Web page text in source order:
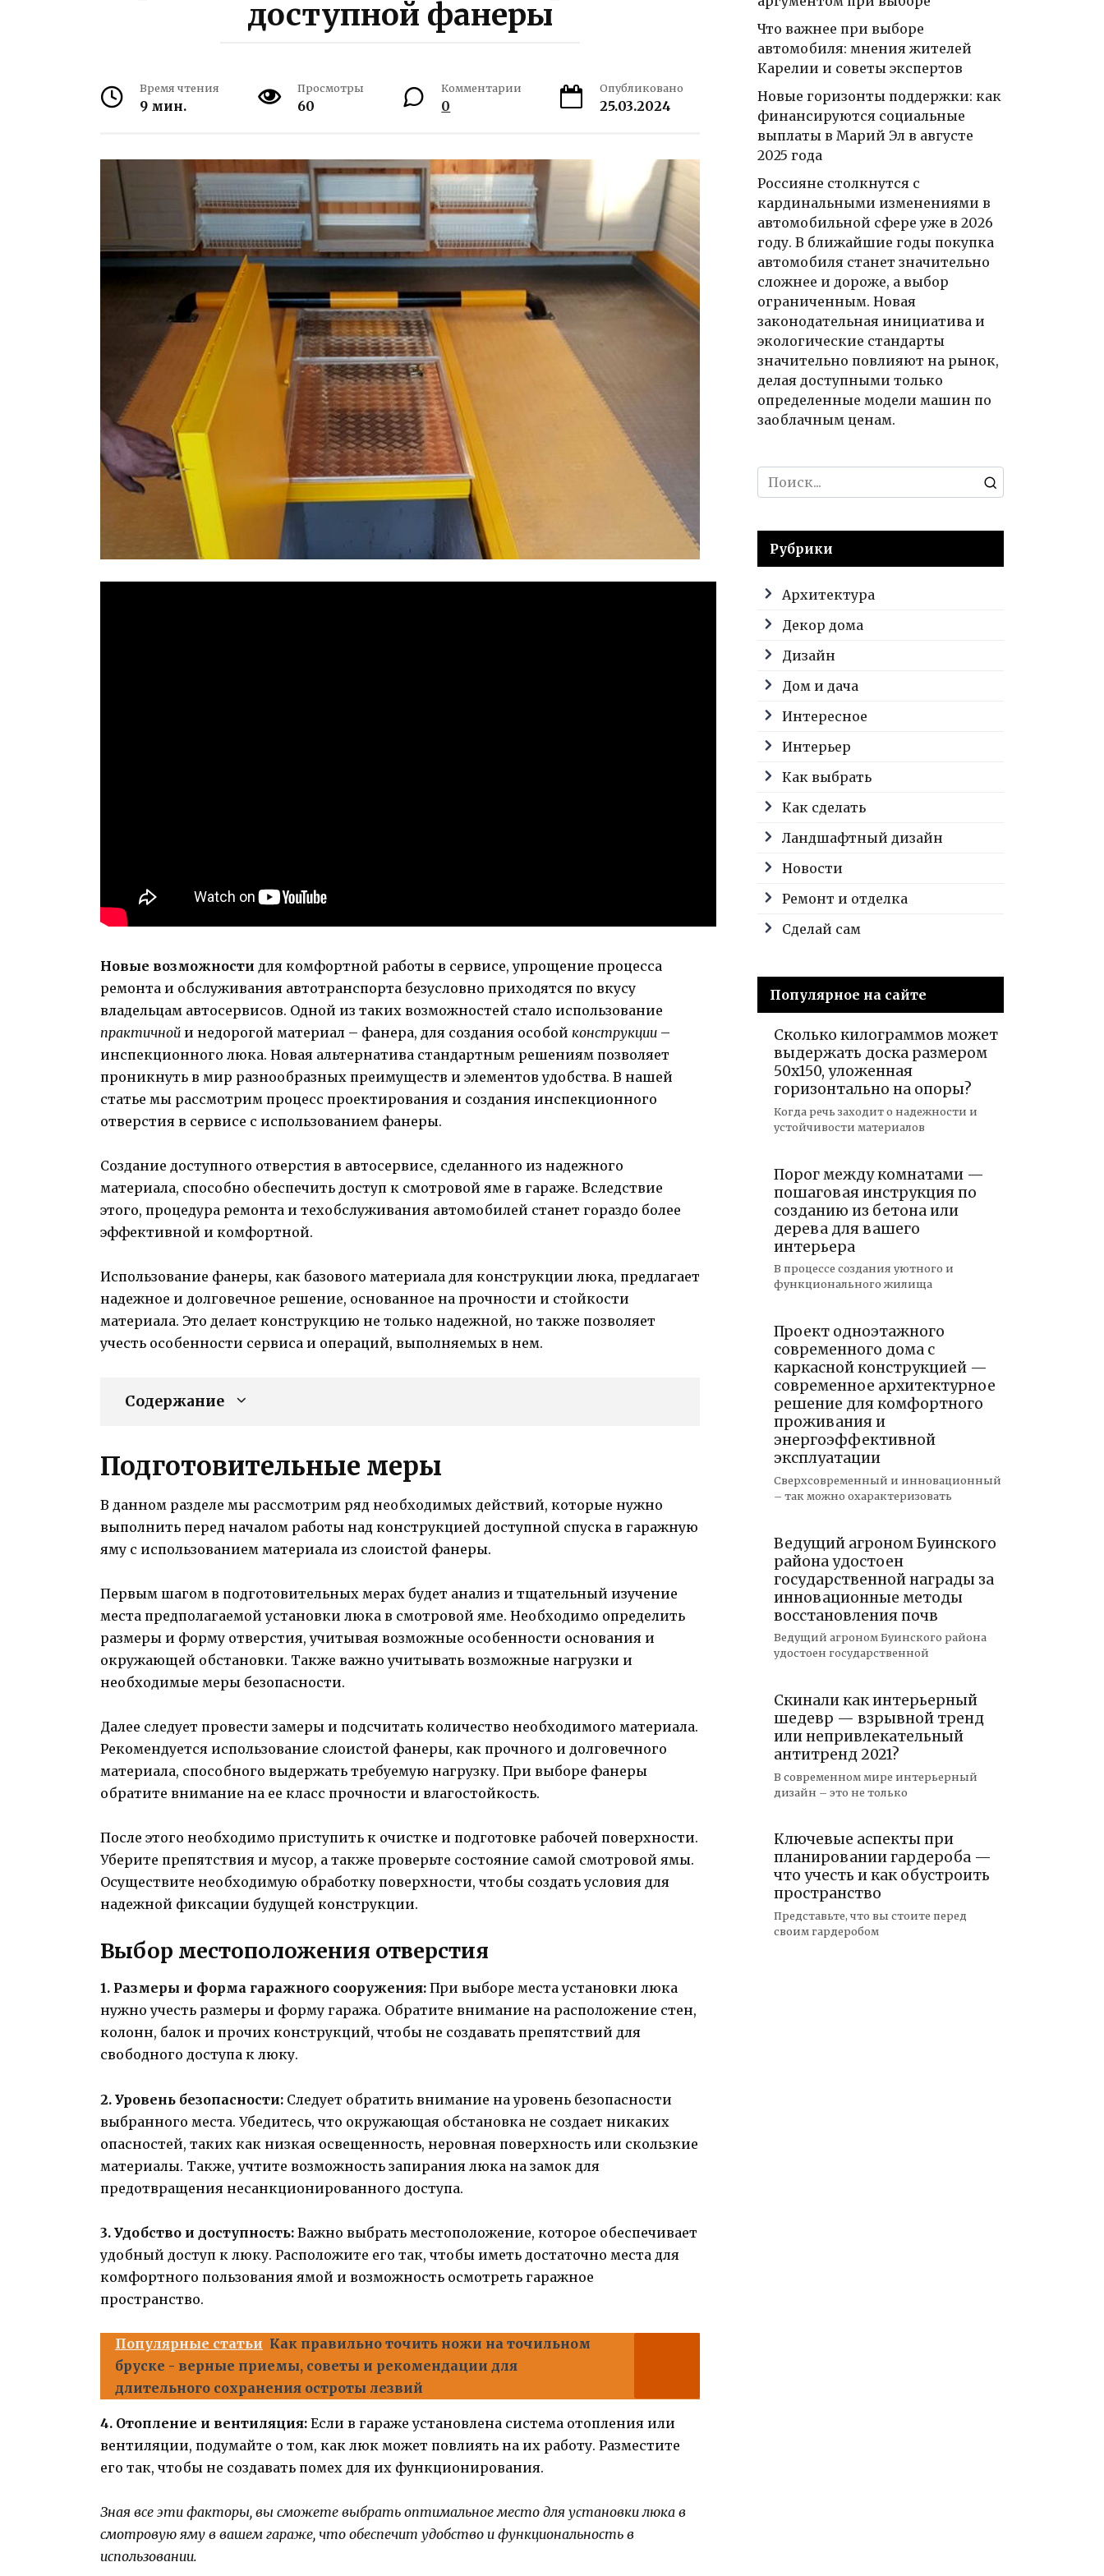
доступной фанеры
Время чтения
9 мин.
Просмотры
60
Комментарии
0
Опубликовано
25.03.2024
Новые возможности для комфортной работы в сервисе, упрощение процесса
ремонта и обслуживания автотранспорта безусловно приходятся по вкусу
владельцам автосервисов. Одной из таких возможностей стало использование
практичной и недорогой материал – фанера, для создания особой конструкции –
инспекционного люка. Новая альтернатива стандартным решениям позволяет
проникнуть в мир разнообразных преимуществ и элементов удобства. В нашей
статье мы рассмотрим процесс проектирования и создания инспекционного
отверстия в сервисе с использованием фанеры.
Создание доступного отверстия в автосервисе, сделанного из надежного
материала, способно обеспечить доступ к смотровой яме в гараже. Вследствие
этого, процедура ремонта и техобслуживания автомобилей станет гораздо более
эффективной и комфортной.
Использование фанеры, как базового материала для конструкции люка, предлагает
надежное и долговечное решение, основанное на прочности и стойкости
материала. Это делает конструкцию не только надежной, но также позволяет
учесть особенности сервиса и операций, выполняемых в нем.
Содержание
Подготовительные меры
В данном разделе мы рассмотрим ряд необходимых действий, которые нужно
выполнить перед началом работы над конструкцией доступной спуска в гаражную
яму с использованием материала из слоистой фанеры.
Первым шагом в подготовительных мерах будет анализ и тщательный изучение
места предполагаемой установки люка в смотровой яме. Необходимо определить
размеры и форму отверстия, учитывая возможные особенности основания и
окружающей обстановки. Также важно учитывать возможные нагрузки и
необходимые меры безопасности.
Далее следует провести замеры и подсчитать количество необходимого материала.
Рекомендуется использование слоистой фанеры, как прочного и долговечного
материала, способного выдержать требуемую нагрузку. При выборе фанеры
обратите внимание на ее класс прочности и влагостойкость.
После этого необходимо приступить к очистке и подготовке рабочей поверхности.
Уберите препятствия и мусор, а также проверьте состояние самой смотровой ямы.
Осуществите необходимую обработку поверхности, чтобы создать условия для
надежной фиксации будущей конструкции.
Выбор местоположения отверстия
1. Размеры и форма гаражного сооружения: При выборе места установки люка
нужно учесть размеры и форму гаража. Обратите внимание на расположение стен,
колонн, балок и прочих конструкций, чтобы не создавать препятствий для
свободного доступа к люку.
2. Уровень безопасности: Следует обратить внимание на уровень безопасности
выбранного места. Убедитесь, что окружающая обстановка не создает никаких
опасностей, таких как низкая освещенность, неровная поверхность или скользкие
материалы. Также, учтите возможность запирания люка на замок для
предотвращения несанкционированного доступа.
3. Удобство и доступность: Важно выбрать местоположение, которое обеспечивает
удобный доступ к люку. Расположите его так, чтобы иметь достаточно места для
комфортного пользования ямой и возможность осмотреть гаражное
пространство.
Популярные статьи Как правильно точить ножи на точильном
бруске - верные приемы, советы и рекомендации для
длительного сохранения остроты лезвий
4. Отопление и вентиляция: Если в гараже установлена система отопления или
вентиляции, подумайте о том, как люк может повлиять на их работу. Разместите
его так, чтобы не создавать помех для их функционирования.
Зная все эти факторы, вы сможете выбрать оптимальное место для установки люка в
смотровую яму в вашем гараже, что обеспечит удобство и функциональность в
использовании.
Что важнее при выборе
автомобиля: мнения жителей
Карелии и советы экспертов
Новые горизонты поддержки: как
финансируются социальные
выплаты в Марий Эл в августе
2025 года
Россияне столкнутся с
кардинальными изменениями в
автомобильной сфере уже в 2026
году. В ближайшие годы покупка
автомобиля станет значительно
сложнее и дороже, а выбор
ограниченным. Новая
законодательная инициатива и
экологические стандарты
значительно повлияют на рынок,
делая доступными только
определенные модели машин по
заоблачным ценам.
Search
for:
Рубрики
Архитектура
Декор дома
Дизайн
Дом и дача
Интересное
Интерьер
Как выбрать
Как сделать
Ландшафтный дизайн
Новости
Ремонт и отделка
Сделай сам
Популярное на сайте
Сколько килограммов может
выдержать доска размером
50х150, уложенная
горизонтально на опоры?
Когда речь заходит о надежности и
устойчивости материалов
Порог между комнатами —
пошаговая инструкция по
созданию из бетона или
дерева для вашего
интерьера
В процессе создания уютного и
функционального жилища
Проект одноэтажного
современного дома с
каркасной конструкцией —
современное архитектурное
решение для комфортного
проживания и
энергоэффективной
эксплуатации
Сверхсовременный и инновационный
– так можно охарактеризовать
Ведущий агроном Буинского
района удостоен
государственной награды за
инновационные методы
восстановления почв
Ведущий агроном Буинского района
удостоен государственной
Скинали как интерьерный
шедевр — взрывной тренд
или непривлекательный
антитренд 2021?
В современном мире интерьерный
дизайн – это не только
Ключевые аспекты при
планировании гардероба —
что учесть и как обустроить
пространство
Представьте, что вы стоите перед
своим гардеробом